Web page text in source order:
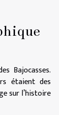
Bajocasses.
étaient des
sur l’histoire